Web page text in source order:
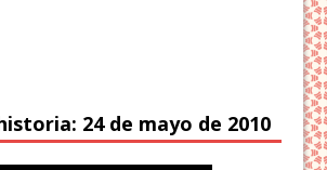
24 de mayo de 2010